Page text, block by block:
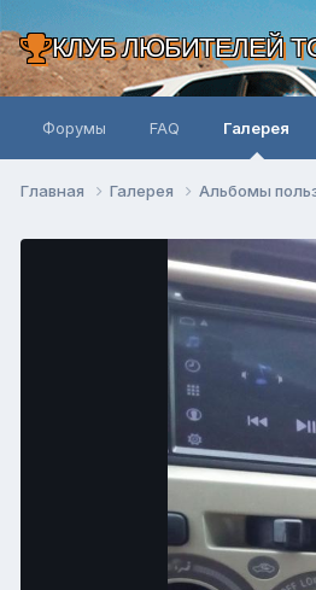
КЛУБ ЛЮБИТЕЛЕЙ
Форумы FAQ Галерея
Главная Галерея Альбомы